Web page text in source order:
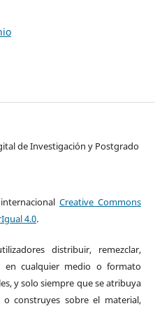
de Investigación y Postgrado
Creative Commons
4.0.
distribuir, remezclar,
en cualquier medio o formato
y solo siempre que se atribuya
o construyes sobre el material,